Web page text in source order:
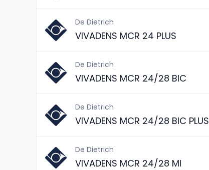
De Dietrich
VIVADENS MCR 24 PLUS
De Dietrich
VIVADENS MCR 24/28 BIC
De Dietrich
VIVADENS MCR 24/28 BIC PLUS
De Dietrich
VIVADENS MCR 24/28 MI